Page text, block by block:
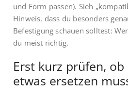
und Form passen). Sieh
Hinweis, dass du besonders
Befestigung schauen solltest:
du meist richtig.
Erst kurz prüfen,
etwas ersetzen